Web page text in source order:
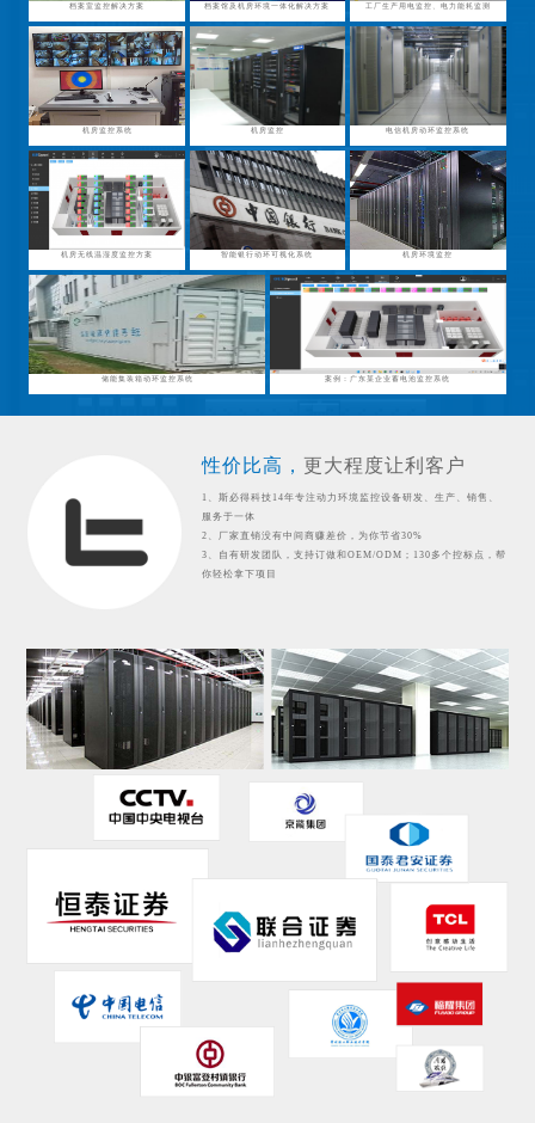
档案室监控解决方案 档案馆及机房环境一体化解决方案 工厂生产用电监控、电力能耗监测
机房监控系统 机房监控 电信机房动环监控系统
机房无线温湿度监控方案 智能银行动环可视化系统 机房环境监控
储能集装箱动环监控系统 案例：广东某企业蓄电池监控系统
性价比高， 更大程度让利客户
1、斯必得科技14年专注动力环境监控设备研发、生产、销售、
服务于一体
2、厂家直销没有中间商赚差价，为你节省30%
3、自有研发团队，支持订做和OEM/ODM；130多个控标点，帮
你轻松拿下项目